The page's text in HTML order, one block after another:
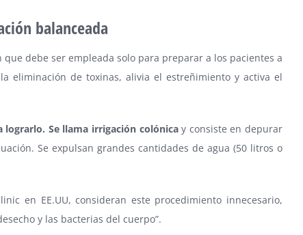
balanceada
debe ser empleada solo para preparar a los pacientes a
eliminación de toxinas, alivia el estreñimiento y activa el
Se llama irrigación colónicay consiste en depurar
Se expulsan grandes cantidades de agua (50 litros o
en EE.UU, consideran este procedimiento innecesario,
y las bacterias del cuerpo”.